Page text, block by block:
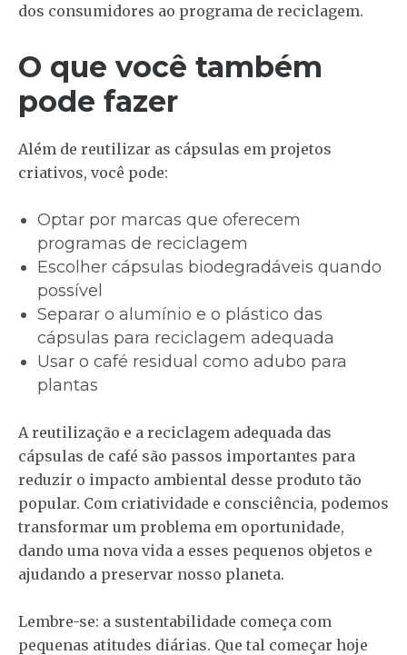
dos consumidores ao programa de reciclagem.
O que você também
pode fazer
Além de reutilizar as cápsulas em projetos
criativos, você pode:
Optar por marcas que oferecem
programas de reciclagem
Escolher cápsulas biodegradáveis quando
possível
Separar o alumínio e o plástico das
cápsulas para reciclagem adequada
Usar o café residual como adubo para
plantas
A reutilização e a reciclagem adequada das
cápsulas de café são passos importantes para
reduzir o impacto ambiental desse produto tão
popular. Com criatividade e consciência, podemos
transformar um problema em oportunidade,
dando uma nova vida a esses pequenos objetos e
ajudando a preservar nosso planeta.
Lembre-se: a sustentabilidade começa com
pequenas atitudes diárias. Que tal começar hoje